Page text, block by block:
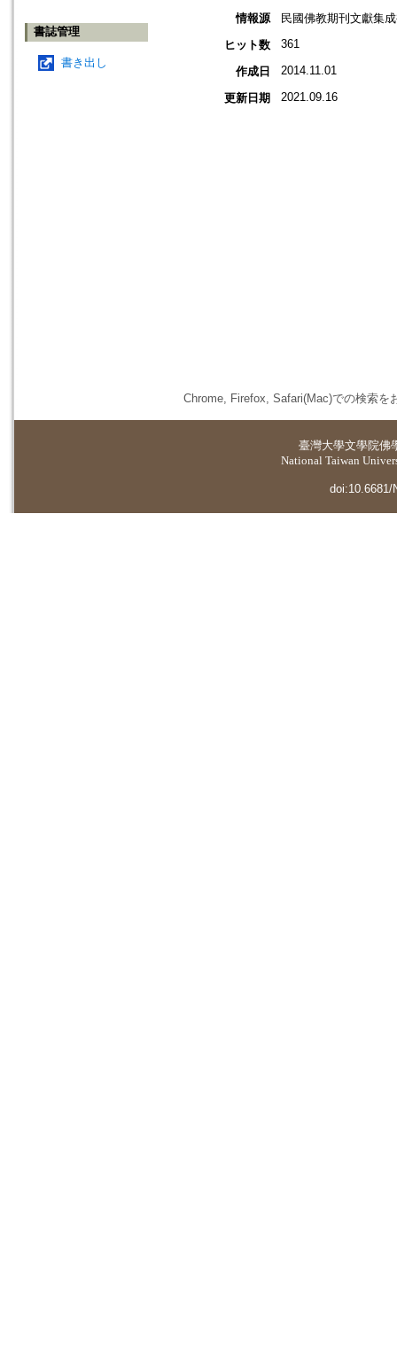
書誌管理
書き出し
情報源
民國佛教期刊文獻集
ヒット数
361
作成日 2014.11.01
更新日期 2021.09.16
Chrome, Firefox, Safari(Mac)での検索を
臺灣大學文學院佛
National Taiwan
doi:10.6681/